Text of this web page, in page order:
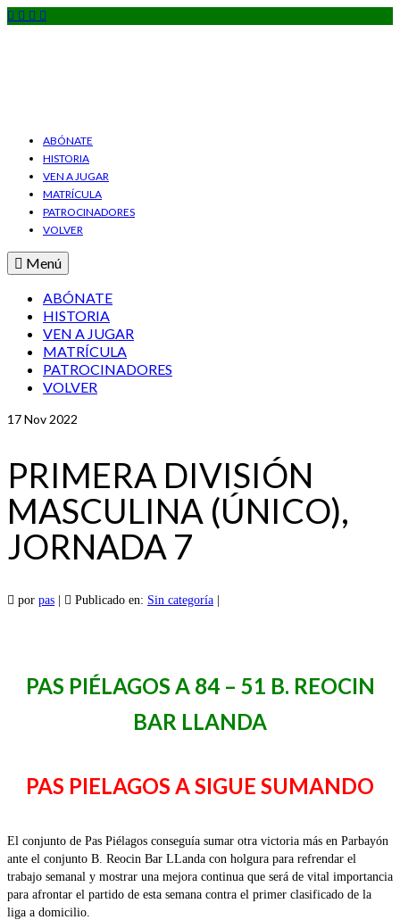
ABÓNATE
HISTORIA
VEN A JUGAR
MATRÍCULA
PATROCINADORES
VOLVER
Menú
ABÓNATE
HISTORIA
VEN A JUGAR
MATRÍCULA
PATROCINADORES
VOLVER
17Nov 2022
PRIMERA DIVISIÓN
MASCULINA (ÚNICO),
JORNADA 7
por pas Publicado en: Sin categoría
PAS PIÉLAGOS A 84 – 51 B. REOCIN
BAR LLANDA
PAS PIELAGOS A SIGUE SUMANDO
El conjunto de Pas Piélagos conseguía sumar otra victoria más en Parbayón
ante el conjunto B. Reocin Bar LLanda con holgura para refrendar el
trabajo semanal y mostrar una mejora continua que será de vital importancia
para afrontar el partido de esta semana contra el primer clasificado de la
liga a domicilio.